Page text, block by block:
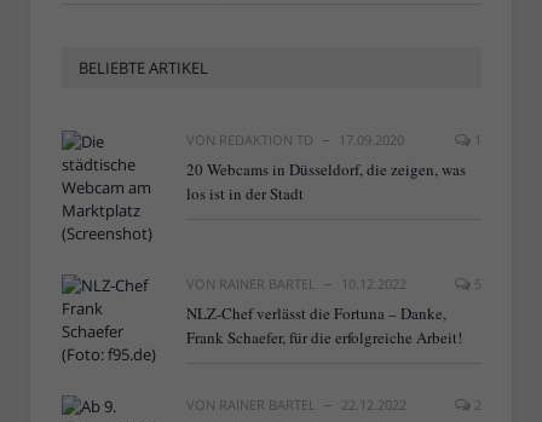
BELIEBTE ARTIKEL
VON REDAKTION TD 17.09.2020 1
20 Webcams in Düsseldorf, die zeigen, was
los ist in der Stadt
VON RAINER BARTEL 10.12.2022 5
NLZ-Chef verlässt die Fortuna – Danke,
Frank Schaefer, für die erfolgreiche Arbeit!
VON RAINER BARTEL 22.12.2022 2